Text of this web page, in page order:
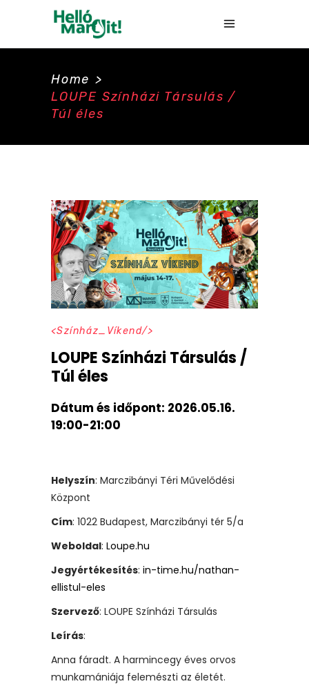
Home >
LOUPE Színházi Társulás /
Túl éles
Színház_Víkend
LOUPE Színházi Társulás /
Túl éles
Dátum és időpont: 2026.05.16.
19:00-21:00
Helyszín: Marczibányi Téri Művelődési
Központ
Cím: 1022 Budapest, Marczibányi tér 5/a
Weboldal: Loupe.hu
Jegyértékesítés: in-time.hu/nathan-
ellistul-eles
Szervező: LOUPE Színházi Társulás
Leírás:
Anna fáradt. A harmincegy éves orvos
munkamániája felemészti az életét.